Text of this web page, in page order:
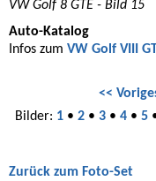
VW Golf 8 GTE - Bild 15
Auto-Katalog
Infos zum VW Golf VIII
<<
Bilder: 1• 2• 3• 4• 5
Zurück zum Foto-Set